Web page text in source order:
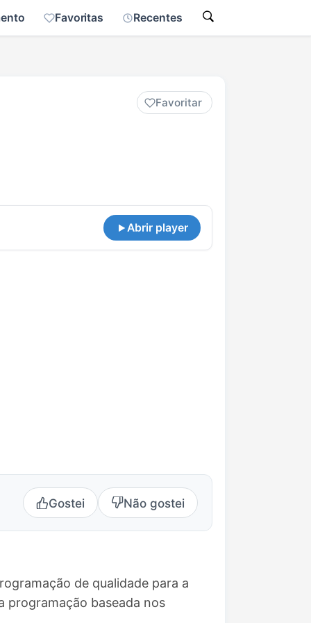
Favoritas Recentes
Favoritar
Abrir player
Gostei Não gostei
de qualidade para a
programação baseada nos